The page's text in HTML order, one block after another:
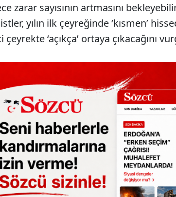
zarar sayısının artmasını
yılın ilk çeyreğinde ‘kısmen’
çeyrekte ‘açıkça’ ortaya çıkacağını